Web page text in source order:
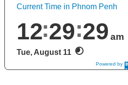
Powered by
DaysPedia.c
Current Time in Phnom Penh
12 29 31 am
Tue, August 11